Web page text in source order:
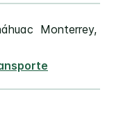
Monterrey,